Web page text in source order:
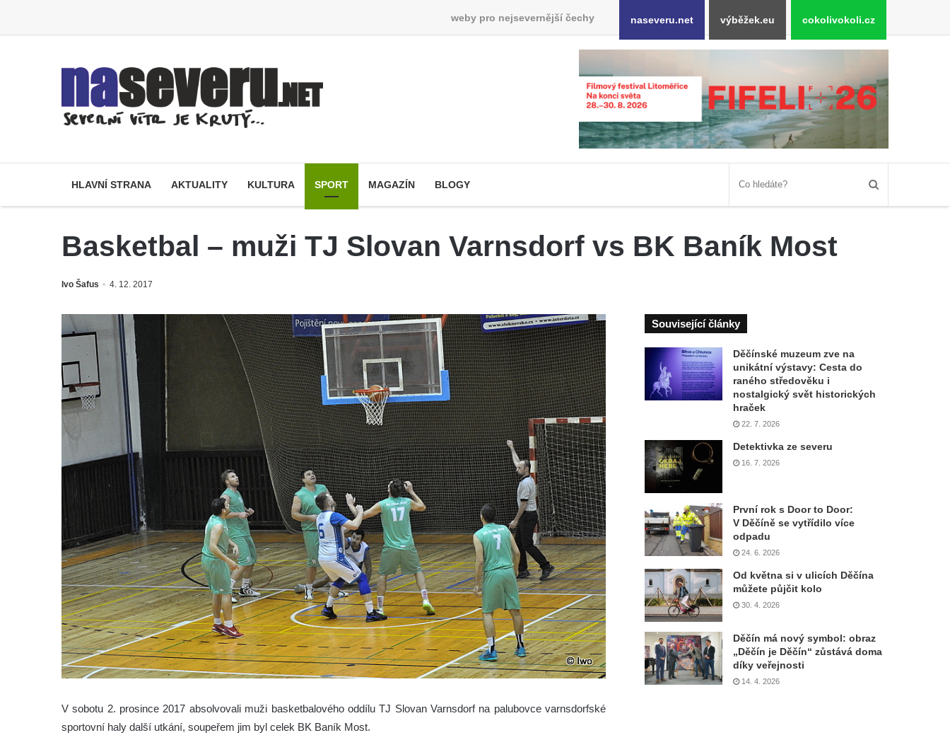
weby pro nejsevernější čechy naseveru.net výběžek.eu cokolivokoli.cz
HLAVNÍ STRANA AKTUALITY KULTURA SPORT MAGAZÍN BLOGY
Basketbal – muži TJ Slovan Varnsdorf vs BK Baník Most
Ivo Šafus 4. 12. 2017
V sobotu 2. prosince 2017 absolvovali muži basketbalového oddílu TJ Slovan Varnsdorf na palubovce varnsdorfské
sportovní haly další utkání, soupeřem jim byl celek BK Baník Most.
Související články
Děčínské muzeum zve na
unikátní výstavy: Cesta do
raného středověku i
nostalgický svět historických
hraček
22. 7. 2026
Detektivka ze severu
16. 7. 2026
První rok s Door to Door:
V Děčíně se vytřídilo více
odpadu
24. 6. 2026
Od května si v ulicích Děčína
můžete půjčit kolo
30. 4. 2026
Děčín má nový symbol: obraz
„Děčín je Děčín“ zůstává doma
díky veřejnosti
14. 4. 2026